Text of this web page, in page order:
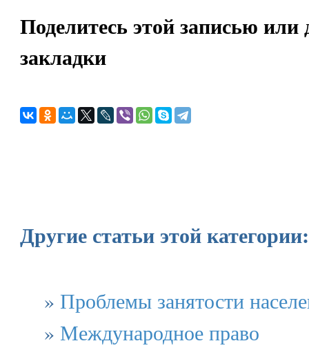
Поделитесь этой записью или
закладки
Другие статьи этой категории:
» Проблемы занятости
» Международное право